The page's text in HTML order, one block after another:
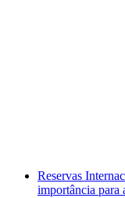
Reservas
importância para